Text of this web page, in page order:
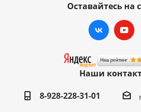
Оставайтесь на
Наши
8-928-228-31-01